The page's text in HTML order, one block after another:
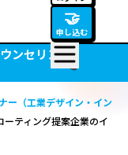
🤝
申し込む
ンセリン
ー（工業デザイン・イン
ーティング提案企業のイ